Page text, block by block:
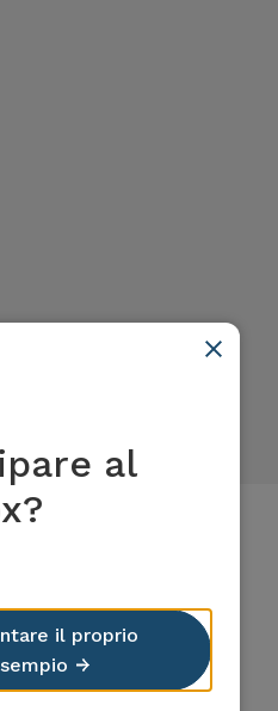
al
il proprio